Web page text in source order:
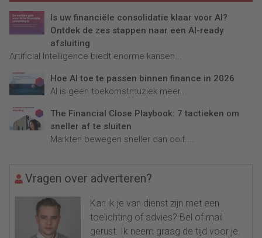
Is uw financiële consolidatie klaar voor AI?
Ontdek de zes stappen naar een AI-ready
afsluiting
Artificial Intelligence biedt enorme kansen...
Hoe AI toe te passen binnen finance in 2026
AI is geen toekomstmuziek meer...
The Financial Close Playbook: 7 tactieken om
sneller af te sluiten
Markten bewegen sneller dan ooit....
Vragen over adverteren?
Kan ik je van dienst zijn met een
toelichting of advies? Bel of mail
gerust. Ik neem graag de tijd voor je.